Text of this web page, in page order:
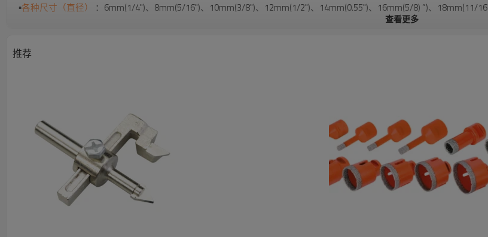
▪各种尺寸（直径）
：6mm(1/4")、8mm(5/16")、10mm(3/8")、12mm(1/2")、14mm(0.55")、16mm(5/8) ”)、
▪不生锈且耐用
：钻玻璃、瓷砖瓶、块罐、玻璃纤维瓷砖、板岩、花岗岩轻石。
◢常见问题解答
TILER 金刚石钻头有哪些尺寸可供选择？
TILER 金刚石钻头有多种尺寸可供选择，从 6 毫米（1/4 英寸）到直径最大 120 毫米。它们有不同的尺寸，可
查看更多
推荐